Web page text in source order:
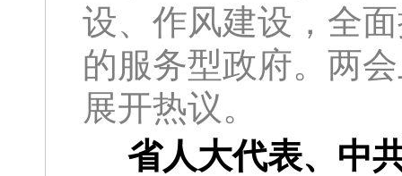
设、作风建设，全
的服务型政府。两
展开热议。
省人大代表、中